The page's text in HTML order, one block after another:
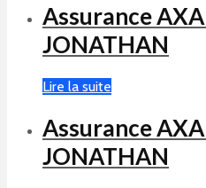
Assurance
JONATHAN
Lire la suite
Assurance
JONATHAN